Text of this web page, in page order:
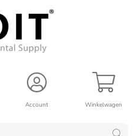
Winkelwagen
Account